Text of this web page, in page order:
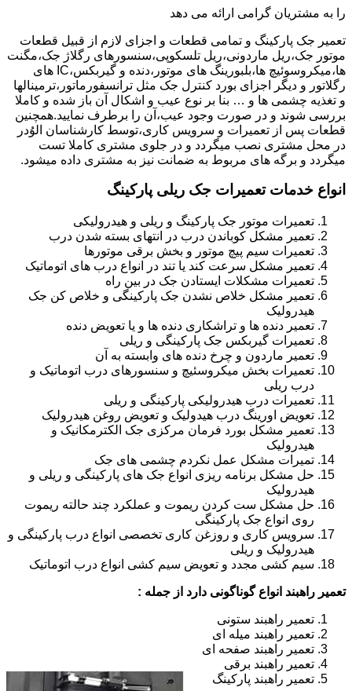
را به مشتریان گرامی ارائه می دهد
تعمیر جک پارکینگ و تمامی قطعات و اجزای لازم از قبیل قطعات
موتور جک،ریل ماردونی،ریل تلسکوپی،سنسورهای رگلاژ جک،مگنت
ها،میکروسوئیچ ها،بلبورینگ های موتور،دنده و گیربکس،IC های
رگلاتور و دیگر اجزای بورد کنترل جک مثل ترانسفورماتور،ترمینالها
و تغذیه چشمی ها و … بنا بر نوع عیب و اشکال آن باز شده و کاملا
بررسی شوند و در صورت وجود عیب،آن را برطرف نمایید.همچنین
قطعات پس از تعمیرات و سرویس کاری،توسط کارشناسان الوُدر
در محل مشتری نصب میگردد و در جلوی مشتری کاملا تست
میگردد و برگه های مربوط به ضمانت نیز به مشتری داده میشود.
انواع خدمات تعمیرات جک ریلی پارکینگ
تعمیرات موتور جک پارکینگ و ریلی و هیدرولیکی
تعمیر مشکل کوباندن درب در انتهای بسته شدن درب
تعمیرات سیم پیچ موتور و بخش برقی موتورها
تعمیر مشکل سرعت کند یا تند در انواع درب های اتوماتیک
تعمیرات مشکلات ایستادن جک در بین راه
تعمیر مشکل خلاص نشدن جک پارکینگی و خلاص کن جک
هیدرولیک
تعمیر دنده ها و تراشکاری دنده ها و یا تعویض دنده
تعمیرات گیربکس جک پارکینگی و ریلی
تعمیر ماردون و چرخ دنده های وابسته به آن
تعمیرات بخش میکروسئیچ و سنسورهای درب اتوماتیک و
درب ریلی
تعمیرات درب هیدرولیکی پارکینگی و ریلی
تعویض اورینگ درب هیدولیک و تعویض روغن هیدرولیک
تعمیر مشکل بورد فرمان مرکزی جک الکترمکانیک و
هیدرولیک
تمیرات مشکل عمل نکردم چشمی های جک
حل مشکل برنامه ریزی انواع جک های پارکینگی و ریلی و
هیدرولیک
حل مشکل ست کردن ریموت و عملکرد چند حالته ریموت
روی انواع جک پارکینگی
سرویس کاری و روزغن کاری تخصصی انواع درب پارکینگی و
هیدرولیک و ریلی
سیم کشی مجدد و تعویض سیم کشی انواع درب اتوماتیک
تعمیر راهبند انواع گوناگونی دارد از جمله :
تعمیر راهبند ستونی
تعمیر راهبند میله ای
تعمیر راهبند صفحه ای
تعمیر راهبند برقی
تعمیر راهبند پارکینگ